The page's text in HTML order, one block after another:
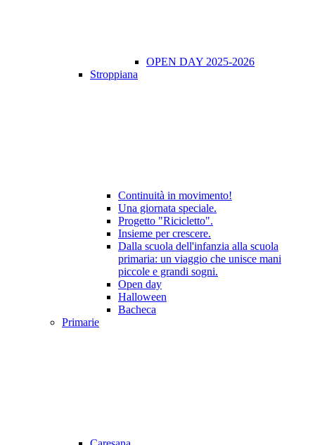
OPEN DAY 2025-2026
Stroppiana
Continuità in movimento!
Una giornata speciale.
Progetto "Ricicletto".
Insieme per crescere.
Dalla scuola dell'infanzia alla scuola
primaria: un viaggio che unisce mani
piccole e grandi sogni.
Open day
Halloween
Bacheca
Primarie